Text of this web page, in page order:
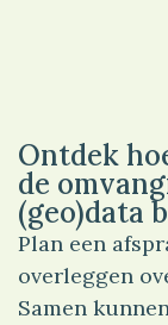
Ontdek
de
(geo)data
Plan een
overleggen
Samen